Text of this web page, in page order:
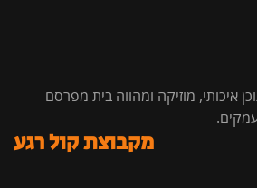
איכותי, מוזיקה ומהווה בית מפרסם
מקבוצת קול רגע